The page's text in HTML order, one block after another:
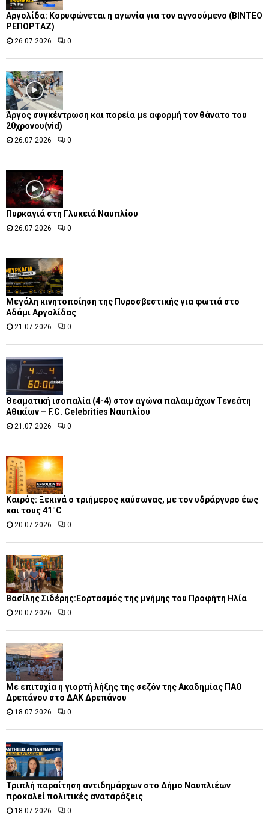
Αργολίδα: Κορυφώνεται η αγωνία για τον αγνοούμενο (ΒΙΝΤΕΟ
ΡΕΠΟΡΤΑΖ)
26.07.2026 0
Άργος συγκέντρωση και πορεία με αφορμή τον θάνατο του
20χρονου(vid)
26.07.2026 0
Πυρκαγιά στη Γλυκειά Ναυπλίου
26.07.2026 0
Μεγάλη κινητοποίηση της Πυροσβεστικής για φωτιά στο
Αδάμι Αργολίδας
21.07.2026 0
Θεαματική ισοπαλία (4-4) στον αγώνα παλαιμάχων Τενεάτη
Αθικίων – F.C. Celebrities Ναυπλίου
21.07.2026 0
Καιρός: Ξεκινά ο τριήμερος καύσωνας, με τον υδράργυρο έως
και τους 41°C
20.07.2026 0
Βασίλης Σιδέρης:Εορτασμός της μνήμης του Προφήτη Ηλία
20.07.2026 0
Με επιτυχία η γιορτή λήξης της σεζόν της Ακαδημίας ΠΑΟ
Δρεπάνου στο ΔΑΚ Δρεπάνου
18.07.2026 0
Τριπλή παραίτηση αντιδημάρχων στο Δήμο Ναυπλιέων
προκαλεί πολιτικές αναταράξεις
18.07.2026 0